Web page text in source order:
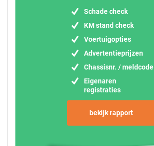
Schade check
KM stand check
Voertuigopties
Advertentieprijzen
Chassisnr. / meldcode
Eigenaren
registraties
bekijk rapport